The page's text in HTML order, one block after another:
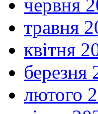
червня
травня
квітня
березня
лютого